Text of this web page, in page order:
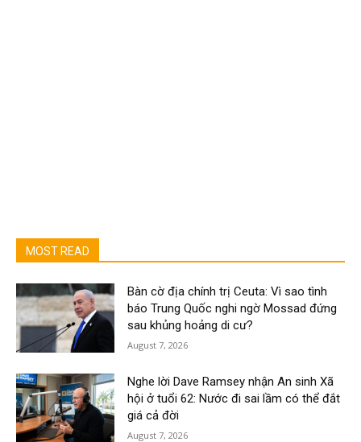
MOST READ
Bàn cờ địa chính trị Ceuta: Vì sao tình
báo Trung Quốc nghi ngờ Mossad đứng
sau khủng hoảng di cư?
August 7, 2026
Nghe lời Dave Ramsey nhận An sinh Xã
hội ở tuổi 62: Nước đi sai lầm có thể đắt
giá cả đời
August 7, 2026